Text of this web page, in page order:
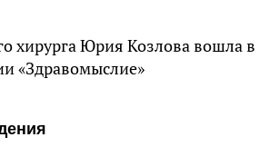
хирурга Юрия Козлова вошла в
«Здравомыслие»